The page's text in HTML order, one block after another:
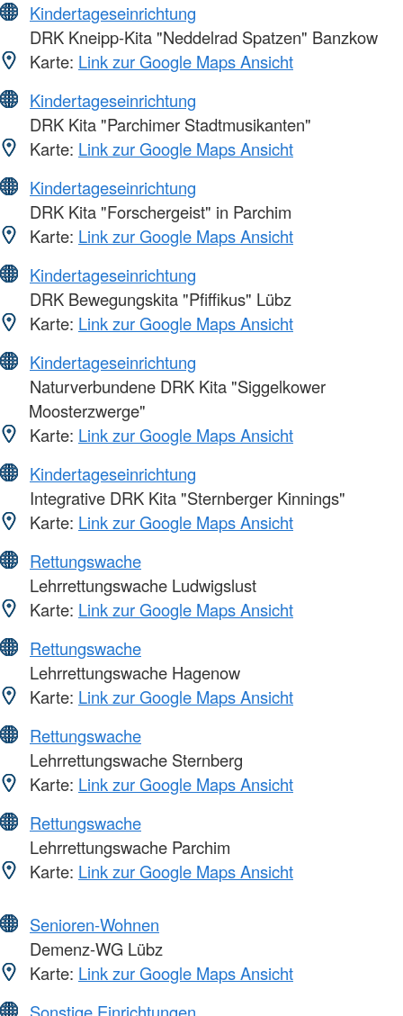
Kindertageseinrichtung
DRK Kneipp-Kita "Neddelrad Spatzen" Banzkow
Karte: Link zur Google Maps Ansicht
Kindertageseinrichtung
DRK Kita "Parchimer Stadtmusikanten"
Karte: Link zur Google Maps Ansicht
Kindertageseinrichtung
DRK Kita "Forschergeist" in Parchim
Karte: Link zur Google Maps Ansicht
Kindertageseinrichtung
DRK Bewegungskita "Pfiffikus" Lübz
Karte: Link zur Google Maps Ansicht
Kindertageseinrichtung
Naturverbundene DRK Kita "Siggelkower
Moosterzwerge"
Karte: Link zur Google Maps Ansicht
Kindertageseinrichtung
Integrative DRK Kita "Sternberger Kinnings"
Karte: Link zur Google Maps Ansicht
Rettungswache
Lehrrettungswache Ludwigslust
Karte: Link zur Google Maps Ansicht
Rettungswache
Lehrrettungswache Hagenow
Karte: Link zur Google Maps Ansicht
Rettungswache
Lehrrettungswache Sternberg
Karte: Link zur Google Maps Ansicht
Rettungswache
Lehrrettungswache Parchim
Karte: Link zur Google Maps Ansicht
Senioren-Wohnen
Demenz-WG Lübz
Karte: Link zur Google Maps Ansicht
Sonstige Einrichtungen